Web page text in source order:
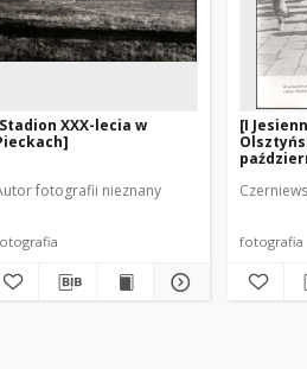
XXX-lecia w
fotografii nieznany
[I
fotografia